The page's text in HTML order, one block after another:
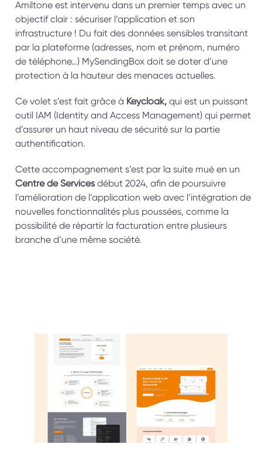
Amiltone est intervenu dans un premier temps avec un
objectif clair : sécuriser l’application et son
infrastructure ! Du fait des données sensibles transitant
par la plateforme (adresses, nom et prénom, numéro
de téléphone…) MySendingBox doit se doter d’une
protection à la hauteur des menaces actuelles.
Ce volet s’est fait grâce à Keycloak, qui est un puissant
outil IAM (Identity and Access Management) qui permet
d’assurer un haut niveau de sécurité sur la partie
authentification.
Centre de Services début 2024, afin de poursuivre
l’amélioration de l’application web avec l’intégration de
nouvelles fonctionnalités plus poussées, comme la
possibilité de répartir la facturation entre plusieurs
branche d’une même société.